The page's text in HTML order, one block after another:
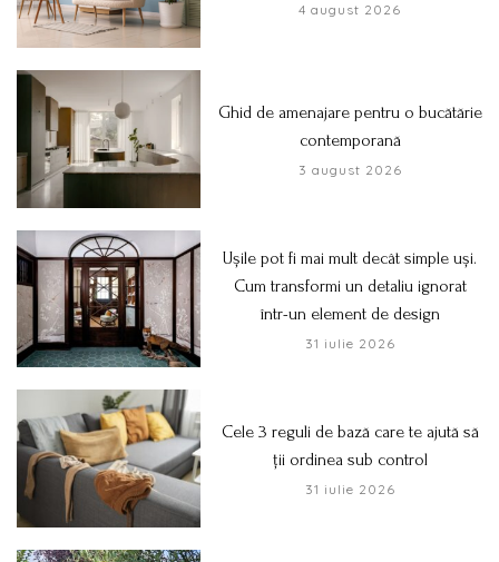
4 august 2026
Ghid de amenajare pentru o bucătărie
contemporană
3 august 2026
Ușile pot fi mai mult decât simple uși.
Cum transformi un detaliu ignorat
într-un element de design
31 iulie 2026
Cele 3 reguli de bază care te ajută să
ții ordinea sub control
31 iulie 2026